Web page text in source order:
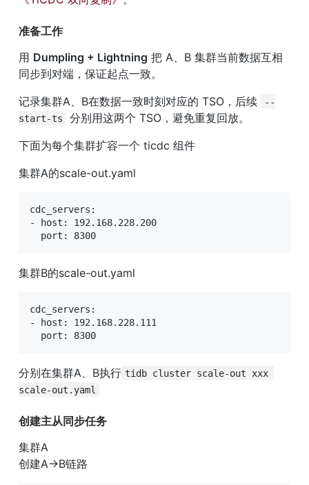
准备工作
用 Dumpling + Lightning 把 A、B 集群当前数据互相
同步到对端，保证起点一致。
记录集群A、B在数据一致时刻对应的 TSO，后续
--
start-ts
分别用这两个 TSO，避免重复回放。
下面为每个集群扩容一个 ticdc 组件
集群A的scale-out.yaml
cdc_servers:
- host: 192.168.228.200
  port: 8300
集群B的scale-out.yaml
cdc_servers:
- host: 192.168.228.111
  port: 8300
分别在集群A、B执行 tidb cluster scale-out xxx
scale-out.yaml
创建主从同步任务
集群A
创建A->B链路